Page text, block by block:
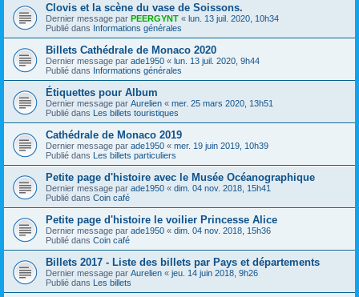
Clovis et la scène du vase de Soissons.
Dernier message par PEERGYNT « lun. 13 juil. 2020, 10h34
Publié dans Informations générales
Billets Cathédrale de Monaco 2020
Dernier message par ade1950 « lun. 13 juil. 2020, 9h44
Publié dans Informations générales
Étiquettes pour Album
Dernier message par Aurelien « mer. 25 mars 2020, 13h51
Publié dans Les billets touristiques
Cathédrale de Monaco 2019
Dernier message par ade1950 « mer. 19 juin 2019, 10h39
Publié dans Les billets particuliers
Petite page d'histoire avec le Musée Océanographique
Dernier message par ade1950 « dim. 04 nov. 2018, 15h41
Publié dans Coin café
Petite page d'histoire le voilier Princesse Alice
Dernier message par ade1950 « dim. 04 nov. 2018, 15h36
Publié dans Coin café
Billets 2017 - Liste des billets par Pays et départements
Dernier message par Aurelien « jeu. 14 juin 2018, 9h26
Publié dans Les billets